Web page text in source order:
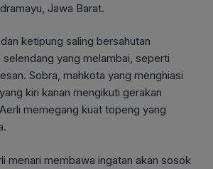
Jawa Barat.
ketipung saling bersahutan
selendang yang melambai, seperti
Sobra, mahkota yang menghiasi
kiri kanan mengikuti gerakan
memegang kuat topeng yang
menari membawa ingatan akan sosok